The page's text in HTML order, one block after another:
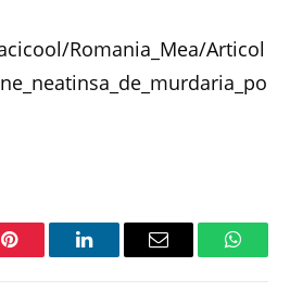
Romania_Mea/Articol
Pinterest LinkedInEmail